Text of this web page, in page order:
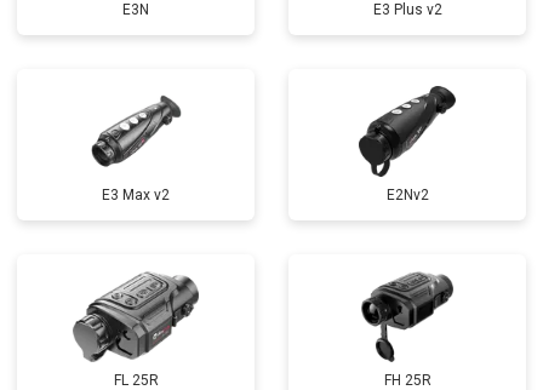
E3N E3 Plus v2
E3 Max v2 E2Nv2
FL 25R FH 25R